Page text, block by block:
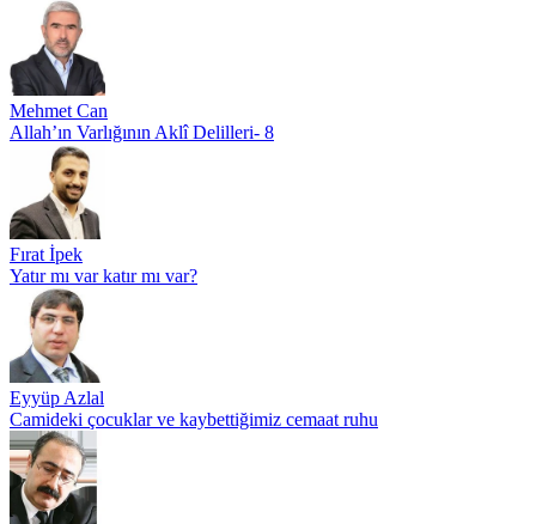
Mehmet Can
Allah’ın Varlığının Aklî Delilleri- 8
Fırat İpek
Yatır mı var katır mı var?
Eyyüp Azlal
Camideki çocuklar ve kaybettiğimiz cemaat ruhu